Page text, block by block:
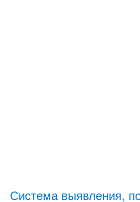
Система выявления,